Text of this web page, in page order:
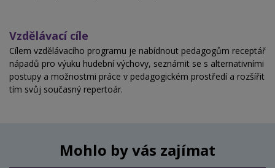
Vzdělávací cíle
Cílem vzdělávacího programu je nabídnout pedagogům receptář
nápadů pro výuku hudební výchovy, seznámit se s alternativními
postupy a možnostmi práce v pedagogickém prostředí a rozšířit
tím svůj současný repertoár.
Mohlo by vás zajímat